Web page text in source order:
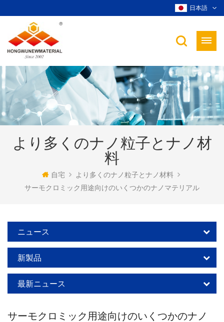
日本語
より多くのナノ粒子とナノ材
料
自宅
より多くのナノ粒子とナノ材料
サーモクロミック用途向けのいくつかのナノマテリアル
ニュース
新製品
最新ニュース
サーモクロミック用途向けのいくつかのナノ